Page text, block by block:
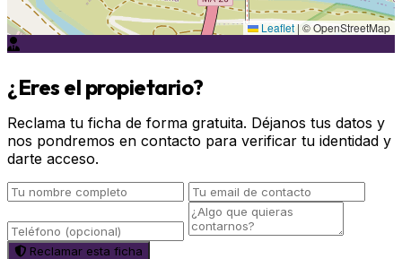
Leaflet | © OpenStreetMap
¿Eres el propietario?
Reclama tu ficha de forma gratuita. Déjanos tus datos y
nos pondremos en contacto para verificar tu identidad y
darte acceso.
Reclamar esta ficha